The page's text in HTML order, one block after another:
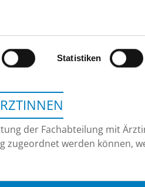
Statistiken
der Fachabteilung mit
zugeordnet werden können,